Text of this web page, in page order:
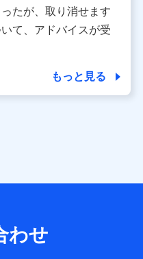
同利用する場合がありま
客さま（2019年12月11
員であったことがないお
の範囲内に限って共同利
以下の情報などの個人デ
たが、取り消せます
て、アドバイスが受
もっと見る
わせ